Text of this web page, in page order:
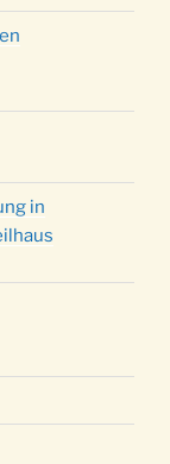
Kirche um
um
der Kirche
Kirche um
in